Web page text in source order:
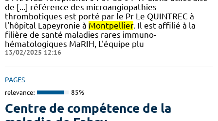
de [...] référence des microangiopathies
thrombotiques est porté par le Pr Le QUINTREC à
l'hôpital Lapeyronie à Montpellier. Il est affilié à la
filière de santé maladies rares immuno-
hématologiques MaRIH, L'équipe plu
13/02/2025 12:16
PAGES
relevance: 85%
Centre de compétence de la